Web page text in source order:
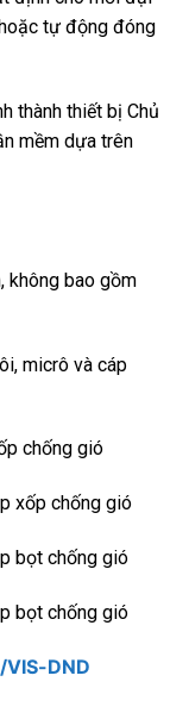
tự động đóng
thành thiết bị Chủ
mềm dựa trên
không bao gồm
micrô và cáp
chống gió
xốp chống gió
bọt chống gió
bọt chống gió
DND